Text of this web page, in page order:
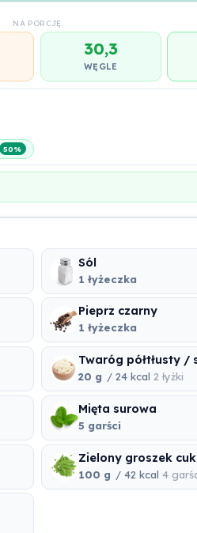
NA PORCJĘ
30,3
WĘGLE
50%
Sól
1 łyżeczka
Pieprz czarny
1 łyżeczka
Twaróg półtłusty /
20 g / 24 kcal2 łyżki
Mięta surowa
5 garści
Zielony groszek
100 g / 42 kcal 4